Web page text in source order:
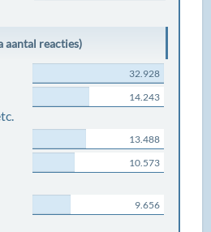
aantal reacties)
32.928
14.243
13.488
10.573
9.656